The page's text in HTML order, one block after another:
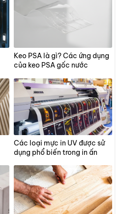
Keo PSA là gì? Các ứng dụng
của keo PSA gốc nước
Các loại mực in UV được sử
dụng phổ biến trong in ấn